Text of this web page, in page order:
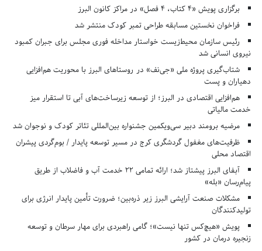
برگزاری پویش «۴ کتاب، ۴ فصل» در مراکز کانون البرز
فراخوان نخستین مسابقه طراحی تمبر کودک منتشر شد
رئیس سازمان محیط‌زیست خواستار مداخله فوری مجلس برای جبران کمبود
نیروی انسانی شد
شتاب‌گیری پروژه ملی «جی‌نف» در روستاهای البرز با محوریت هم‌افزایی
دهیاران و پست
هم‌افزایی اقتصادی در البرز؛ از توسعه زیرساخت‌های آبی تا استقرار میز
خدمت مالیاتی
مرضیه برومند دبیر سی‌ویکمین جشنواره بین‌المللی تئاتر کودک و نوجوان شد
ظرفیت‌های مغفول گردشگری کرج در مسیر توسعه پایدار / بوم‌گردی پیشران
اقتصاد محلی
آبفای البرز پیشتاز شد؛ ارائه تمامی ۲۲ خدمت آب و فاضلاب از طریق
پیام‌رسان «بله»
مشکلات صنعت آرایشی البرز زیر ذره‌بین؛ ضرورت تأمین پایدار انرژی برای
تولیدکنندگان
پویش «هیچ‌کس تنها نیست»؛ گامی راهبردی برای مهار سرطان و توسعه
زنجیره درمان در کشور